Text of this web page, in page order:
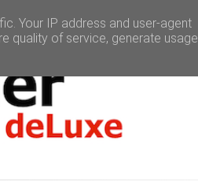
Your IP address and user-agent
quality of service, generate usage